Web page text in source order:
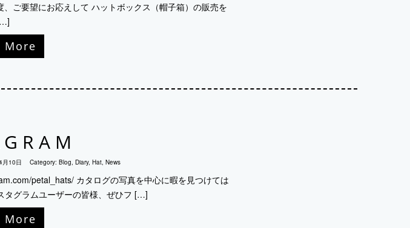
ご要望にお応えして ハットボックス（帽子箱）の販売を
More
月10日 Category: Blog, Diary, Hat, News
petal_hats/ カタログの写真を中心に暇を見つけては
タグラムユーザーの皆様、ぜひフ […]
More